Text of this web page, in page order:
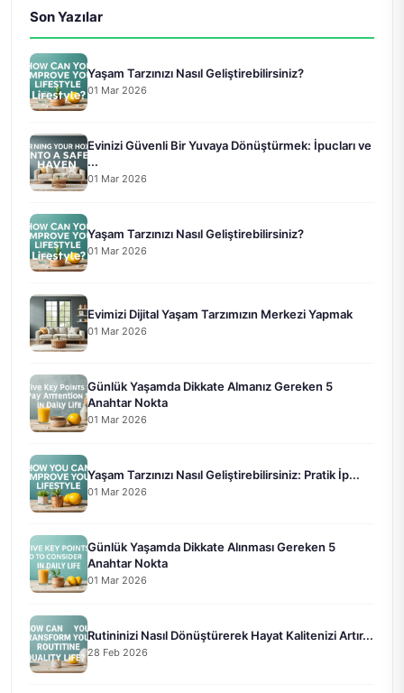
Son Yazılar
Yaşam Tarzınızı Nasıl Geliştirebilirsiniz?
01 Mar 2026
Evinizi Güvenli Bir Yuvaya Dönüştürmek: İpucları ve
...
01 Mar 2026
Yaşam Tarzınızı Nasıl Geliştirebilirsiniz?
01 Mar 2026
Evimizi Dijital Yaşam Tarzımızın Merkezi Yapmak
01 Mar 2026
Günlük Yaşamda Dikkate Almanız Gereken 5
Anahtar Nokta
01 Mar 2026
Yaşam Tarzınızı Nasıl Geliştirebilirsiniz: Pratik İp...
01 Mar 2026
Günlük Yaşamda Dikkate Alınması Gereken 5
Anahtar Nokta
01 Mar 2026
Rutininizi Nasıl Dönüştürerek Hayat Kalitenizi Artır...
28 Feb 2026